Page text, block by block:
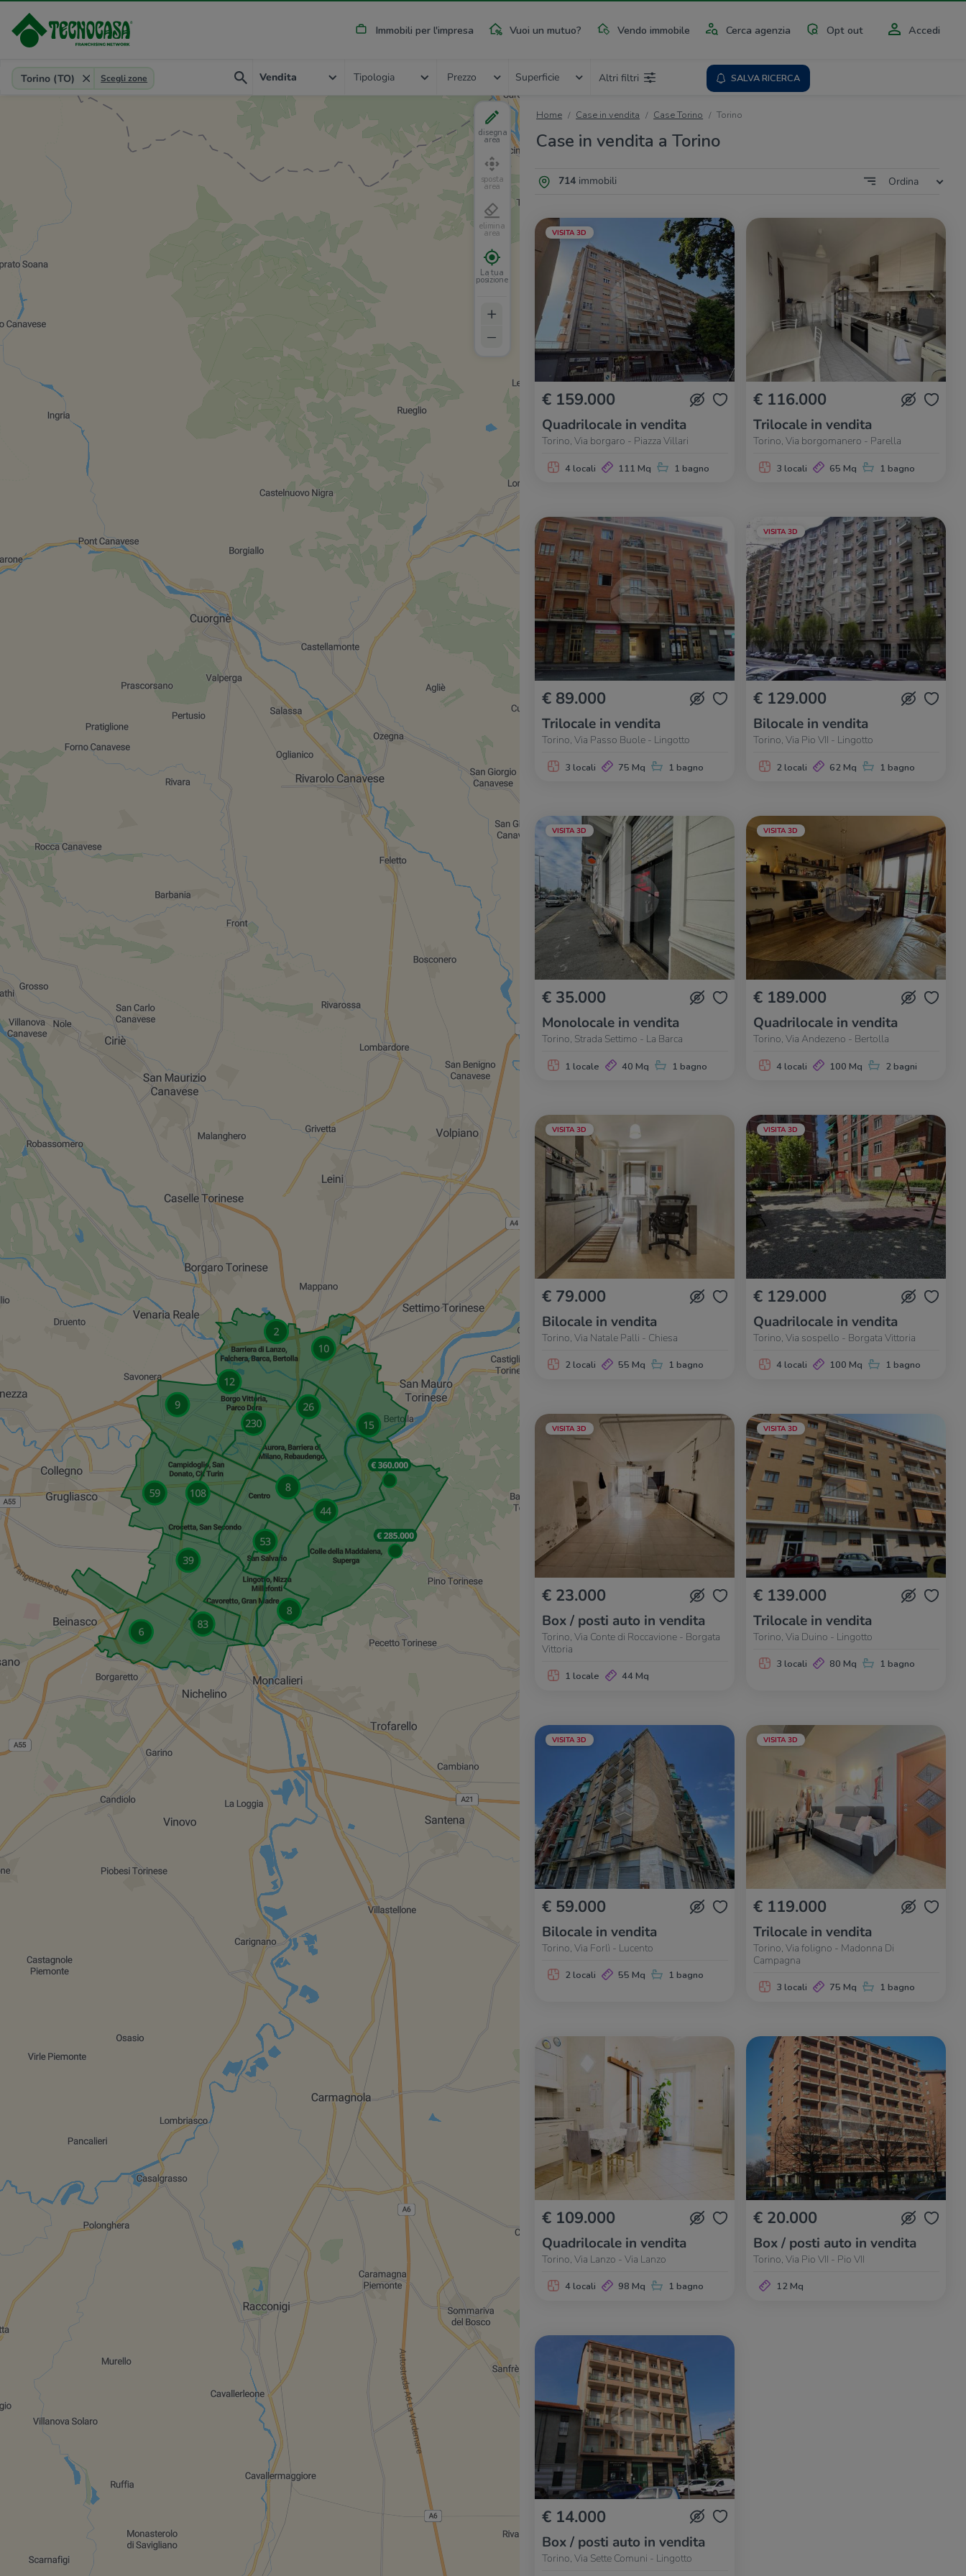
Immobili per l'impresa Vuoi un mutuo? Vendo immobile Cerca agenzia Opt out Accedi
Provincia, comune, zona, riferimento
Torino (TO) Scegli zone Vendita Tipologia Prezzo Superficie Altri filtri SALVA RICERCA
Home Case in vendita Case Torino Torino
Case in vendita a Torino
714immobili Ordina
VISITA 3D
€ 159.000
Quadrilocale in vendita
Torino, Via borgaro - Piazza Villari
4 locali 111 Mq 1 bagno
€ 116.000
Trilocale in vendita
Torino, Via borgomanero - Parella
3 locali 65 Mq 1 bagno
€ 89.000
Trilocale in vendita
Torino, Via Passo Buole - Lingotto
3 locali 75 Mq 1 bagno
VISITA 3D
€ 129.000
Bilocale in vendita
Torino, Via Pio VII - Lingotto
2 locali 62 Mq 1 bagno
VISITA 3D
€ 35.000
Monolocale in vendita
Torino, Strada Settimo - La Barca
1 locale 40 Mq 1 bagno
VISITA 3D
€ 189.000
Quadrilocale in vendita
Torino, Via Andezeno - Bertolla
4 locali 100 Mq 2 bagni
VISITA 3D
€ 79.000
Bilocale in vendita
Torino, Via Natale Palli - Chiesa
2 locali 55 Mq 1 bagno
VISITA 3D
€ 129.000
Quadrilocale in vendita
Torino, Via sospello - Borgata Vittoria
4 locali 100 Mq 1 bagno
VISITA 3D
€ 23.000
Box / posti auto in vendita
Torino, Via Conte di Roccavione - Borgata
Vittoria
1 locale 44 Mq
VISITA 3D
€ 139.000
Trilocale in vendita
Torino, Via Duino - Lingotto
3 locali 80 Mq 1 bagno
VISITA 3D
€ 59.000
Bilocale in vendita
Torino, Via Forlì - Lucento
2 locali 55 Mq 1 bagno
VISITA 3D
€ 119.000
Trilocale in vendita
Torino, Via foligno - Madonna Di
Campagna
3 locali 75 Mq 1 bagno
€ 109.000
Quadrilocale in vendita
Torino, Via Lanzo - Via Lanzo
4 locali 98 Mq 1 bagno
€ 20.000
Box / posti auto in vendita
Torino, Via Pio VII - Pio VII
12 Mq
€ 14.000
Box / posti auto in vendita
Torino, Via Sette Comuni - Lingotto
disegna
area
sposta
area
elimina
area
La tua
posizione
+
–